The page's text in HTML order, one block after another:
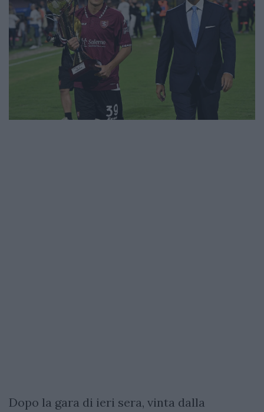
Dopo la gara di ieri sera, vinta dalla